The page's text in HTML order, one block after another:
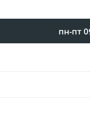
пн-пт